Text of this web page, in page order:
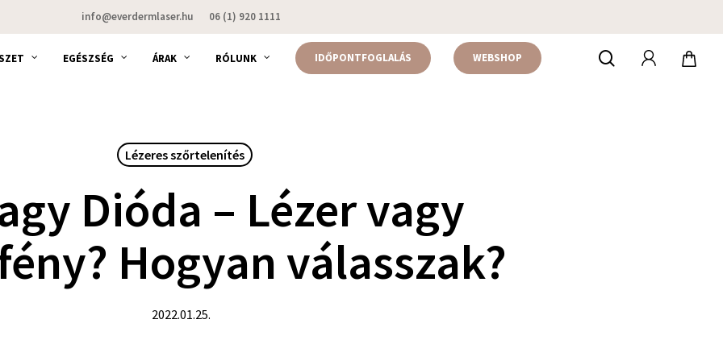
info@everdermlaser.hu 06 (1) 920 1111
EGÉSZSÉG ÁRAK RÓLUNK IDŐPONTFOGLALÁS WEBSHOP keresés
Lézeres szőrtelenítés
Dióda – Lézer vagy
Hogyan válasszak?
2022.01.25.